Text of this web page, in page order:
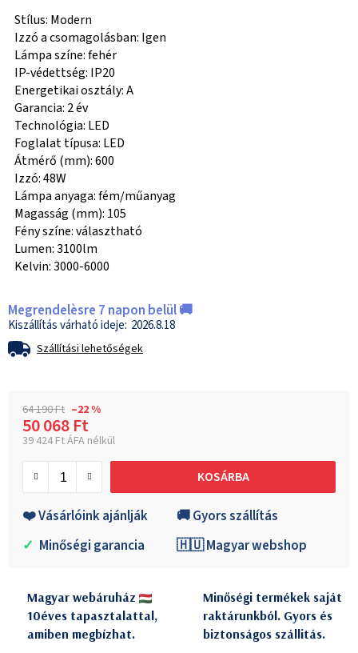
Stílus: Modern
Izzó a csomagolásban: Igen
Lámpa színe: fehér
IP-védettség: IP20
Energetikai osztály: A
Garancia: 2 év
Technológia: LED
Foglalat típusa: LED
Átmérő (mm): 600
Izzó: 48W
Lámpa anyaga: fém/műanyag
Magasság (mm): 105
Fény színe: választható
Lumen: 3100lm
Kelvin: 3000-6000
Megrendelèsre 7 napon belül 🚚
2026.8.18
Szállítási lehetőségek
64 190 Ft –22 %
50 068 Ft
39 424 Ft ÁFA nélkül
KOSÁRBA
❤️ Vásárlóink ajánlják
🚚 Gyors szállítás
✓ Minőségi garancia 🇭🇺 Magyar webshop
Magyar webáruház
10éves tapasztalattal,
amiben megbízhat.
Minőségi termékek saját
raktárunkból. Gyors és
biztonságos szállitás.